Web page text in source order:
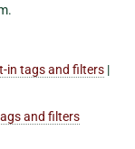
in tags and filters |
and filters